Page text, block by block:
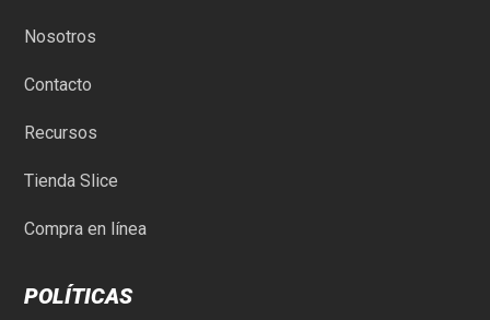
Nosotros
Contacto
Recursos
Tienda Slice
Compra en línea
POLÍTICAS